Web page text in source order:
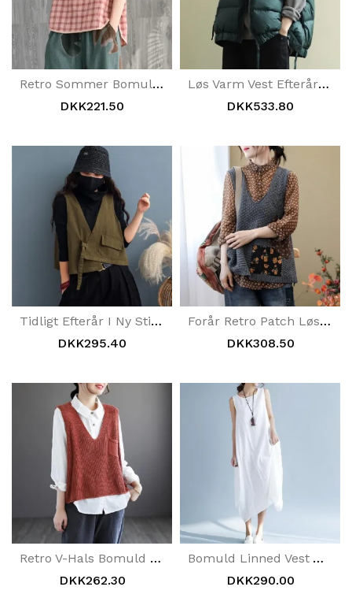
Retro Sommer Bomuld Linned Kvinder Casual Plaid Vest
DKK221.50
Løs Varm Vest Efterårs Vinter Velvet Dunfrakke
DKK533.80
Tidligt Efterår I Ny Stil Børstet Vasket Bomuldsvest
DKK295.40
Forår Retro Patch Løs Strik Vest Sweater Vest
DKK308.50
Retro V-Hals Bomuld Strik Pullover Sweater Vest
DKK262.30
Bomuld Linned Vest Ærmeløs Kjole
DKK290.00